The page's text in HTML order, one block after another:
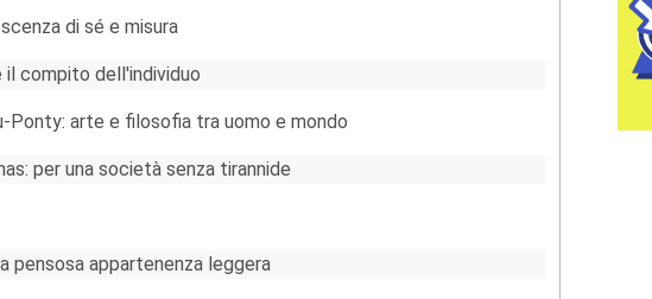
di sé e misura
il compito dell'individuo
Ponty: arte e filosofia tra uomo e mondo
per una società senza tirannide
pensosa appartenenza leggera